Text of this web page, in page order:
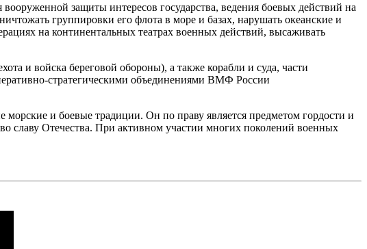
защиты интересов государства, ведения боевых действий на
группировки его флота в море и базах, нарушать океанские и
на континентальных театрах военных действий, высаживать
и войска береговой обороны), а также корабли и суда, части
стратегическими объединениями ВМФ России
и боевые традиции. Он по праву является предметом гордости и
славу Отечества. При активном участии многих поколений военных